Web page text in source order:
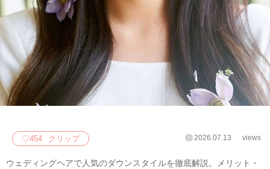
♡454 クリップ 2026.07.13 views
ウェディングヘアで人気のダウンスタイルを徹底解説。メリット・